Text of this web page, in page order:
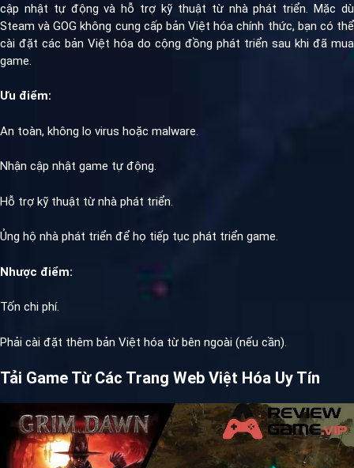
cập nhật tự động và hỗ trợ kỹ thuật từ nhà phát triển. Mặc dù
Steam và GOG không cung cấp bản Việt hóa chính thức, bạn có thể
cài đặt các bản Việt hóa do cộng đồng phát triển sau khi đã mua
game.
Ưu điểm:
An toàn, không lo virus hoặc malware.
Nhận cập nhật game tự động.
Hỗ trợ kỹ thuật từ nhà phát triển.
Ủng hộ nhà phát triển để họ tiếp tục phát triển game.
Nhược điểm:
Tốn chi phí.
Phải cài đặt thêm bản Việt hóa từ bên ngoài (nếu cần).
Tải Game Từ Các Trang Web Việt Hóa Uy Tín